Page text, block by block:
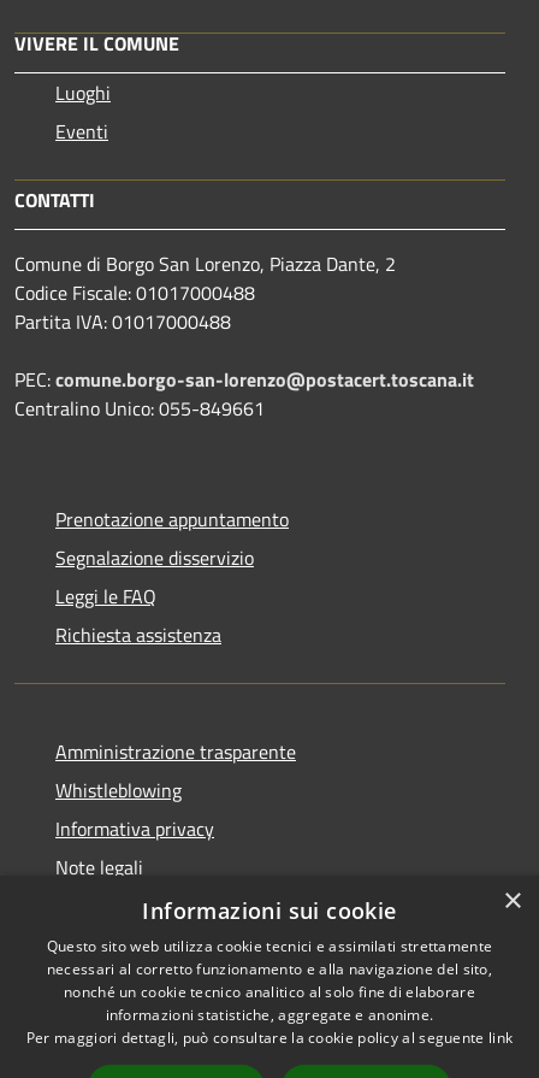
VIVERE IL COMUNE
Luoghi
Eventi
CONTATTI
Comune di Borgo San Lorenzo, Piazza Dante, 2
Codice Fiscale: 01017000488
Partita IVA: 01017000488
PEC:comune.borgo-san-lorenzo@postacert.toscana.it
Centralino Unico: 055-849661
Prenotazione appuntamento
Segnalazione disservizio
Leggi le FAQ
Richiesta assistenza
Amministrazione trasparente
Whistleblowing
Informativa privacy
Note legali
Dichiarazione di accessibilità
RSS
Accessibilità
Copyright © 2026 • Comune di
×
Informazioni sui cookie
Questo sito web utilizza cookie tecnici e assimilati strettamente
necessari al corretto funzionamento e alla navigazione del sito,
nonché un cookie tecnico analitico al solo fine di elaborare
informazioni statistiche, aggregate e anonime.
Per maggiori dettagli, può consultare la cookie policy al seguente link